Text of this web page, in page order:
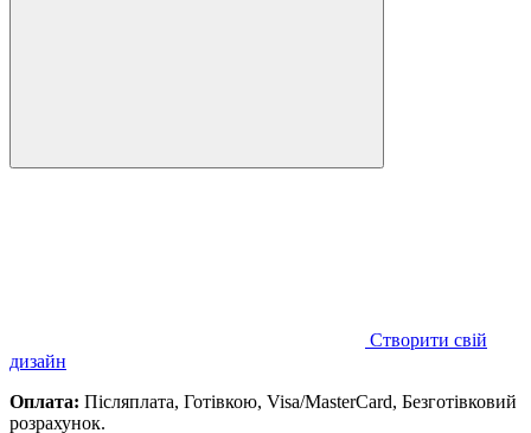
Створити свій
дизайн
Оплата: Післяплата, Готівкою, Visa/MasterCard, Безготівковий
розрахунок.